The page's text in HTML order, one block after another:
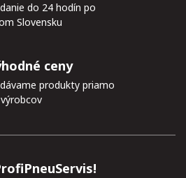
do 24 hodín po
Slovensku
ceny
produkty priamo